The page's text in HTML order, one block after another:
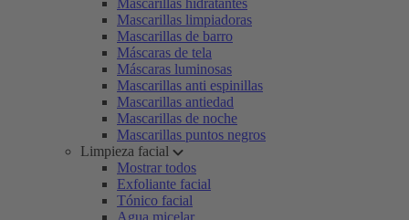
Mascarillas hidratantes
Mascarillas limpiadoras
Mascarillas de barro
Máscaras de tela
Máscaras luminosas
Mascarillas anti espinillas
Mascarillas antiedad
Mascarillas de noche
Mascarillas puntos negros
Limpieza facial
Mostrar todos
Exfoliante facial
Tónico facial
Agua micelar